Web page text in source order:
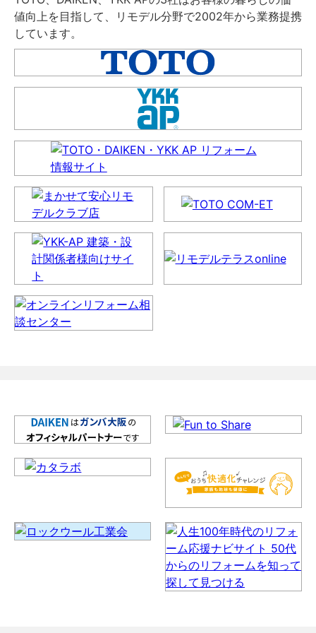
値向上を目指して、リモデル分野で2002年から業務提携
しています。